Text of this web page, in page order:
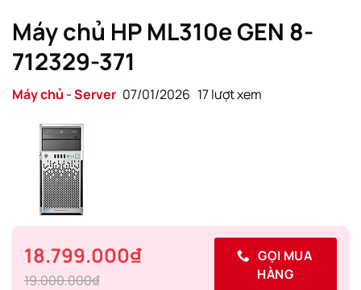
Máy chủ HP ML310e GEN 8-
712329-371
Máy chủ - Server 07/01/2026 17 lượt xem
18.799.000₫
19.000.000₫
GỌI MUA
HÀNG